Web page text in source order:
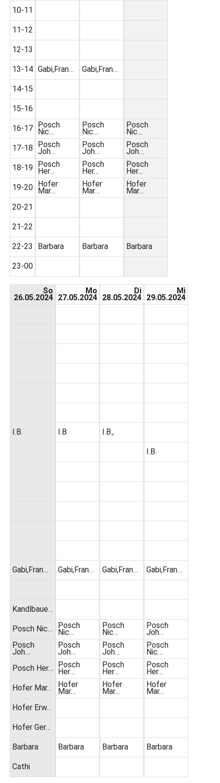
10-11
11-12
12-13
13-14
14-15
15-16
16-17
17-18
18-19
19-20
20-21
21-22
22-23
23-00
Gabi,Fran…
Posch
Nic…
Posch
Joh…
Posch
Her…
Hofer
Mar…
Barbara
Gabi,Fran…
Posch
Nic…
Posch
Joh…
Posch
Her…
Hofer
Mar…
Barbara
Posch
Nic…
Posch
Joh…
Posch
Her…
Hofer
Mar…
Barbara
So
26.05.2024
I.B.
Gabi,Fran…
Kandlbaue…
Posch Nic…
Posch
Joh…
Posch Her…
Hofer Mar…
Hofer Erw…
Hofer Ger…
Barbara
Cathi
Mo
27.05.2024
I.B.
Gabi,Fran…
Posch
Nic…
Posch
Joh…
Posch
Her…
Hofer
Mar…
Barbara
Di
28.05.2024
I.B.,
Gabi,Fran…
Posch
Nic…
Posch
Joh…
Posch
Her…
Hofer
Mar…
Barbara
Mi
29.05.2024
I.B.
Gabi,Fran…
Posch
Joh…
Posch
Nic…
Posch
Her…
Hofer
Mar…
Barbara